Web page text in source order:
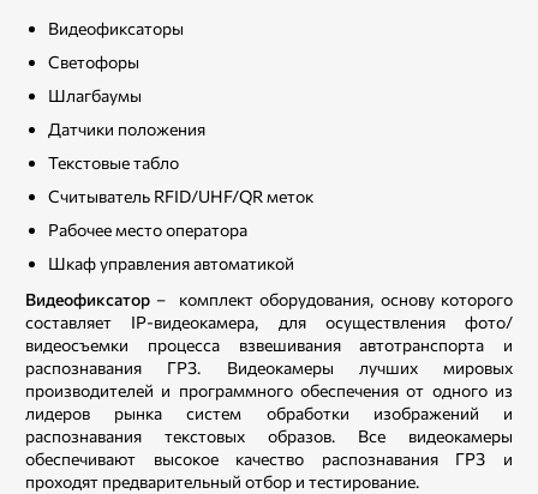
Видеофиксаторы
Светофоры
Шлагбаумы
Датчики положения
Текстовые табло
Считыватель RFID/UHF/QR меток
Рабочее место оператора
Шкаф управления автоматикой
Видеофиксатор – комплект оборудования, основу которого
составляет IP-видеокамера, для осуществления фото/
видеосъемки процесса взвешивания автотранспорта и
распознавания ГРЗ. Видеокамеры лучших мировых
производителей и программного обеспечения от одного из
лидеров рынка систем обработки изображений и
распознавания текстовых образов. Все видеокамеры
обеспечивают высокое качество распознавания ГРЗ и
проходят предварительный отбор и тестирование.